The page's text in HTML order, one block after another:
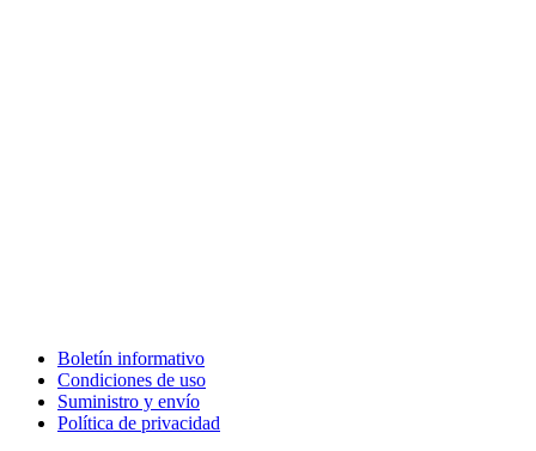
Boletín informativo
Condiciones de uso
Suministro y envío
Política de privacidad